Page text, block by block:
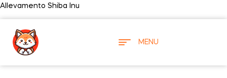
Allevamento Shiba Inu
MENU